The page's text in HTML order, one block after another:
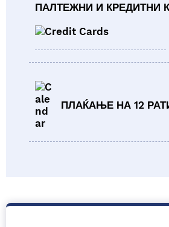
ПАЛТЕЖНИ И КРЕДИТНИ
ПЛАЌАЊЕ НА 12